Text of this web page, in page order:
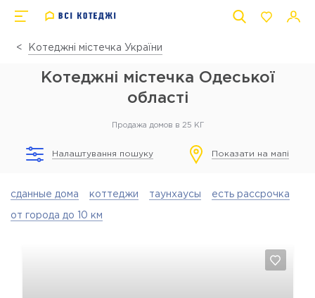
Котеджні містечка України
Котеджні містечка Одеської
області
Продажа домов в 25 КГ
Налаштування пошуку Показати на мапі
сданные дома коттеджи таунхаусы есть рассрочка
от города до 10 км